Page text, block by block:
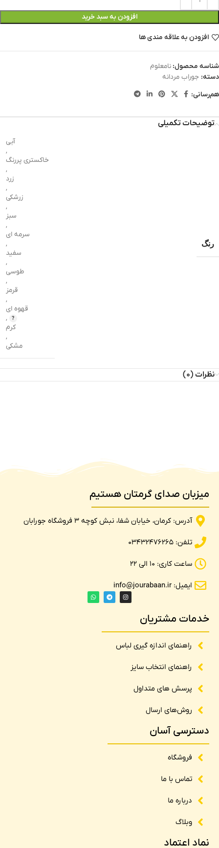
افزودن به سبد خرید
افزودن به علاقه مندی ها
شناسه محصول: نامعلوم
دسته: جوراب مردانه
هم‌رسانی:
توضیحات تکمیلی
رنگ
آبی
,
خاکستری پررنگ
,
زرد
,
زرشکی
,
سبز
,
سرمه ای
,
سفید
,
طوسی
,
قرمز
,
قهوه ای
,
کرم
,
مشکی
نظرات (0)
میزبان صدای گرمتان هستیم
آدرس: کرمان، خیابان شفا، نبش کوچه 3 فروشگاه جورابان
تلفن: 03432476265
ساعت کاری: 10 الی 22
ایمیل: info@jourabaan.ir
خدمات مشتریان
راهنمای اندازه گیری لباس
راهنمای انتخاب سایز
پرسش های متداول
روش‌های ارسال
دسترسی آسان
فروشگاه
تماس با ما
درباره ما
وبلاگ
نماد اعتماد